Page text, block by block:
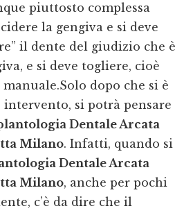
piuttosto complessa
la gengiva e si deve
il dente del giudizio che è
e si deve togliere, cioè
dopo che si è
intervento, si potrà pensare
Dentale Arcata
Milano. Infatti, quando si
Dentale Arcata
Milano, anche per pochi
c’è da dire che il